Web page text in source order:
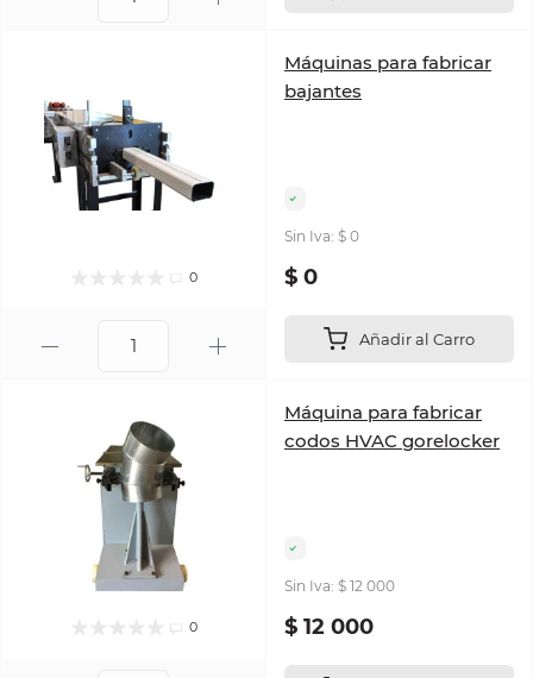
0
Máquinas para fabricar
bajantes
Sin Iva: $ 0
$ 0
Añadir al Carro
0
Máquina para fabricar
codos HVAC gorelocker
Sin Iva: $ 12 000
$ 12 000